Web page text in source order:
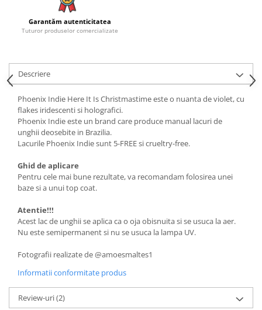
Garantăm autenticitatea
Tuturor produselor comercializate
Descriere
Phoenix Indie Here It Is Christmastime este o nuanta de violet, cu
flakes iridescenti si holografici.
Phoenix Indie este un brand care produce manual lacuri de
unghii deosebite in Brazilia.
Lacurile Phoenix Indie sunt 5-FREE si crueltry-free.
Ghid de aplicare
Pentru cele mai bune rezultate, va recomandam folosirea unei
baze si a unui top coat.
Atentie!!!
Acest lac de unghii se aplica ca o oja obisnuita si se usuca la aer.
Nu este semipermanent si nu se usuca la lampa UV.
Fotografii realizate de @amoesmaltes1
Informatii conformitate produs
Review-uri(2)